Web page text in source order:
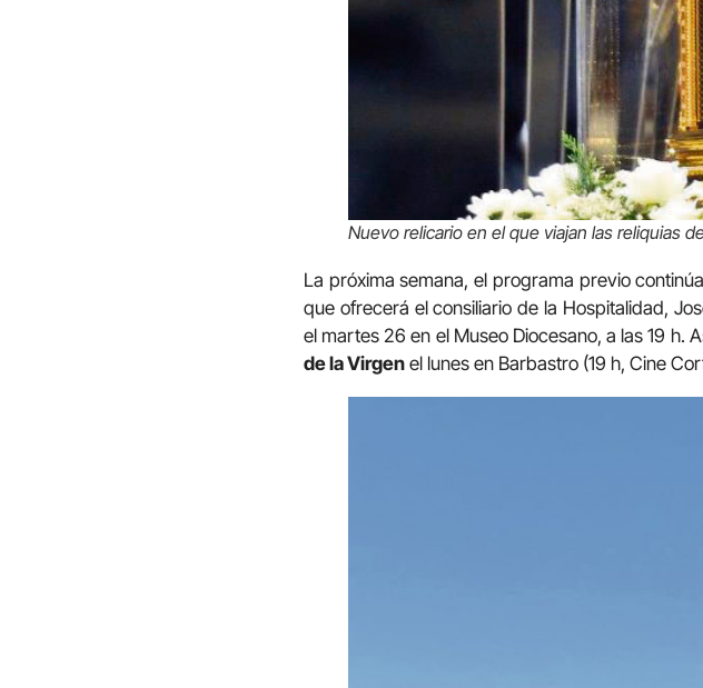
Nuevo relicario en el que viajan las reliquias
La próxima semana, el programa previo
que ofrecerá el consiliario de la Hospitalidad,
el martes 26 en el Museo Diocesano, a las 19 h.
de la Virgen el lunes en Barbastro (19 h, Cine